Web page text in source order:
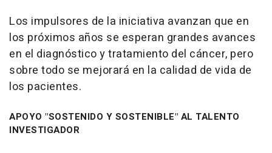
Los impulsores de la iniciativa avanzan que en
los próximos años se esperan grandes avances
en el diagnóstico y tratamiento del cáncer, pero
sobre todo se mejorará en la calidad de vida de
los pacientes.
APOYO "SOSTENIDO Y SOSTENIBLE" AL TALENTO
INVESTIGADOR